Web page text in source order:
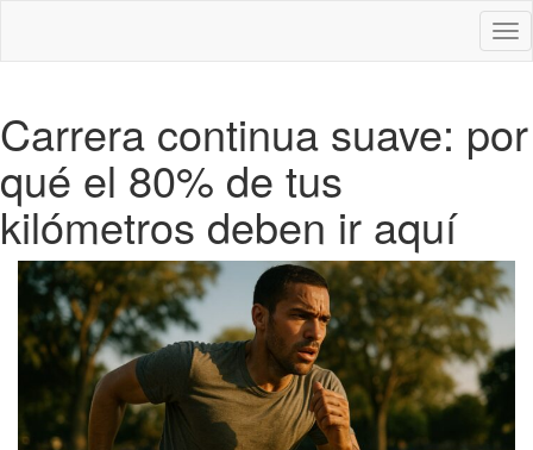
Carrera continua suave: por
qué el 80% de tus
kilómetros deben ir aquí